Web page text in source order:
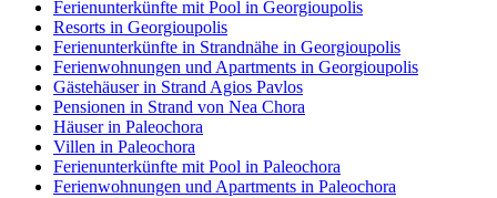
Ferienunterkünfte mit Pool in Georgioupolis
Resorts in Georgioupolis
Ferienunterkünfte in Strandnähe in Georgioupolis
Ferienwohnungen und Apartments in Georgioupolis
Gästehäuser in Strand Agios Pavlos
Pensionen in Strand von Nea Chora
Häuser in Paleochora
Villen in Paleochora
Ferienunterkünfte mit Pool in Paleochora
Ferienwohnungen und Apartments in Paleochora